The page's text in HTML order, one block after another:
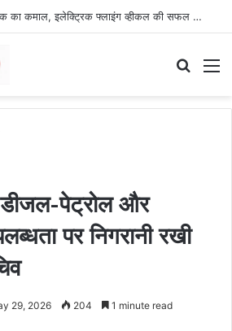
अल्मोड़ा में स्वदेशी तकनीक का कमाल, इलेक्ट्रिक फ्लाइंग व्हीकल की सफल ट्रायल उड़ान
डीजल-पेट्रोल और
पर निगरानी रखी
29, 2026 204 1 minute read